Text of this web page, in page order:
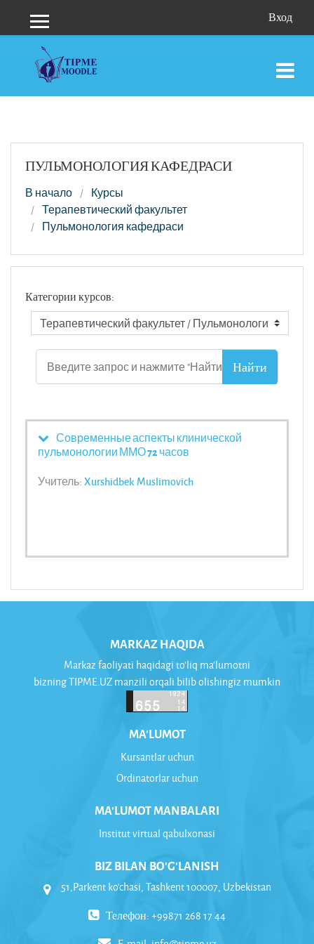
Боковая панель Вход
ПУЛЬМОНОЛОГИЯ КАФЕДРАСИ
В начало
Курсы
Терапевтический факультет
Пульмонология кафедраси
Категории курсов:
Современные аспекты клинической
пульмонологии ММО 72 часов
Учитель: Xurshidbek Muslimovich
MARKAZ HAQIDA
Markaz faoliyati haqidagi to'liq ma'lumotni
bizning TIPME.UZ manzili orqali bilib olishingiz mumkin
MA'LUMOT
Kursantlar uchun
Ordinatorlar uchun
MA'LUMOT MANBALARI
Institut virtual qabulxonasi
BIZ BILAN BO'G'LANISH
51,Parkent ko'chasi, Tashkent 100007, Uzbekistan
Телефон: +99871 268 17 44